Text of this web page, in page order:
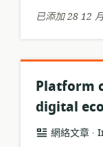
已添加 28 12
Platform
digital
資 網絡文章 .
發